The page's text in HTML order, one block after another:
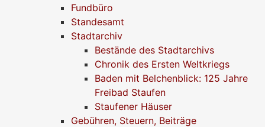
Fundbüro
Standesamt
Stadtarchiv
Bestände des Stadtarchivs
Chronik des Ersten Weltkriegs
Baden mit Belchenblick: 125 Jahre
Freibad Staufen
Staufener Häuser
Gebühren, Steuern, Beiträge